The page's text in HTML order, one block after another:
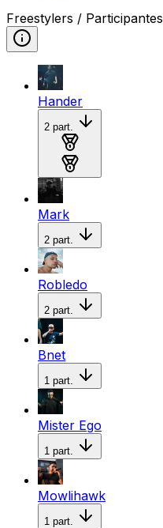
Freestylers / Participantes
Hander
2 part.
Medalla de oro
Medalla de plata
Mark
2 part.
Robledo
2 part.
Bnet
1 part.
Mister Ego
1 part.
Mowlihawk
1 part.